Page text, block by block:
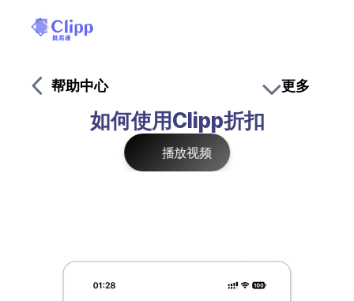
帮助中心 更多
如何使用Clipp折扣
播放视频